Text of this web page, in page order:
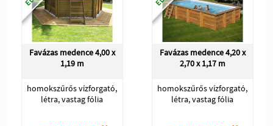
Favázas medence 4,00 x
1,19 m
homokszűrős vízforgató,
létra, vastag fólia
Favázas medence 4,20 x
2,70 x 1,17 m
homokszűrős vízforgató,
létra, vastag fólia